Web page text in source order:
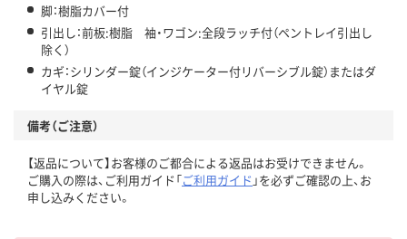
脚：樹脂カバー付
引出し：前板:樹脂 袖・ワゴン:全段ラッチ付（ペントレイ引出し
除く）
カギ：シリンダー錠（インジケーター付リバーシブル錠）またはダ
イヤル錠
備考（ご注意）
【返品について】お客様のご都合による返品はお受けできません。
ご購入の際は、ご利用ガイド「ご利用ガイド 」を必ずご確認の上、お
申し込みください。